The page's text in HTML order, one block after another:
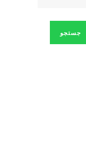
جستجو